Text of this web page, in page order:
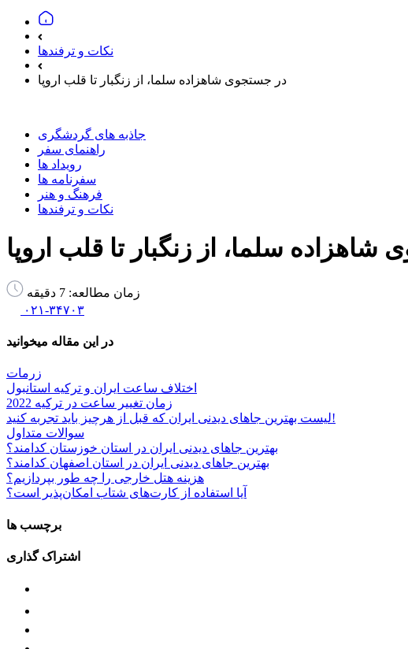
نکات و ترفندها
در جستجوی شاهزاده سلما، از زنگبار تا قلب اروپا
جاذبه های گردشگری
راهنمای سفر
رویداد ها
سفرنامه ها
فرهنگ و هنر
نکات و ترفندها
سلما، از زنگبار تا قلب اروپا
زمان مطالعه: 7 دقیقه
۰۲۱-۳۴۷۰۳
در این مقاله میخوانید
زرمات
اختلاف ساعت ایران و ترکیه استانبول
زمان تغییر ساعت در ترکیه 2022
لیست بهترین جاهای دیدنی ایران که قبل از هرچیز باید تجربه کنید!
سوالات متداول
بهترین جاهای دیدنی ایران در استان خوزستان کدامند؟
بهترین جاهای دیدنی ایران در استان اصفهان کدامند؟
هزینه هتل خارجی را چه طور بپردازیم؟
آیا استفاده از کارت‌های شتاب امکان‌پذیر است؟
برچسب ها
اشتراک گذاری